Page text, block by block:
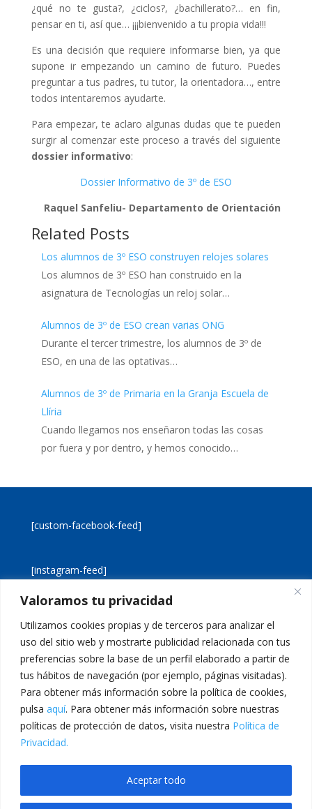
Valoramos tu privacidad
Utilizamos cookies propias y de terceros para analizar el
uso del sitio web y mostrarte publicidad relacionada con tus
preferencias sobre la base de un perfil elaborado a partir de
tus hábitos de navegación (por ejemplo, páginas visitadas).
Para obtener más información sobre la política de cookies,
pulsa aquí. Para obtener más información sobre nuestras
políticas de protección de datos, visita nuestra Política de
Privacidad.
Aceptar todo
¿qué no te gusta?, ¿ciclos?, ¿bachillerato?… en fin,
pensar en ti, así que… ¡¡¡bienvenido a tu propia vida!!!
Es una decisión que requiere informarse bien, ya que
supone ir empezando un camino de futuro. Puedes
preguntar a tus padres, tu tutor, la orientadora…, entre
todos intentaremos ayudarte.
Para empezar, te aclaro algunas dudas que te pueden
surgir al comenzar este proceso a través del siguiente
dossier informativo:
Dossier Informativo de 3º de ESO
Raquel Sanfeliu- Departamento de Orientación
Related Posts
Los alumnos de 3º ESO construyen relojes solares
Los alumnos de 3º ESO han construido en la
asignatura de Tecnologías un reloj solar…
Alumnos de 3º de ESO crean varias ONG
Durante el tercer trimestre, los alumnos de 3º de
ESO, en una de las optativas…
Alumnos de 3º de Primaria en la Granja Escuela de
Llíria
Cuando llegamos nos enseñaron todas las cosas
por fuera y por dentro, y hemos conocido…
[custom-facebook-feed]
[instagram-feed]
Aviso legal
Política de cookies
Calle San Martín, 56 · 46980 · Paterna · Valencia Telf:
961 383 014 · epadmon@lasallevp.es